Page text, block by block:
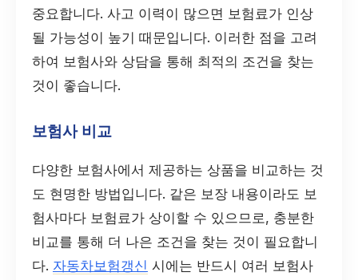
중요합니다. 사고 이력이 많으면 보험료가 인상
될 가능성이 높기 때문입니다. 이러한 점을 고려
하여 보험사와 상담을 통해 최적의 조건을 찾는
것이 좋습니다.
보험사 비교
다양한 보험사에서 제공하는 상품을 비교하는 것
도 현명한 방법입니다. 같은 보장 내용이라도 보
험사마다 보험료가 상이할 수 있으므로, 충분한
비교를 통해 더 나은 조건을 찾는 것이 필요합니
다. 자동차보험갱신 시에는 반드시 여러 보험사